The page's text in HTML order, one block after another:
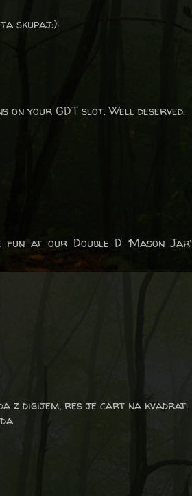
skupaj:)!
on your GDT slot. Well deserved.
at our Double D ‘Mason Jar’
z digijem, res je cart na kvadrat!